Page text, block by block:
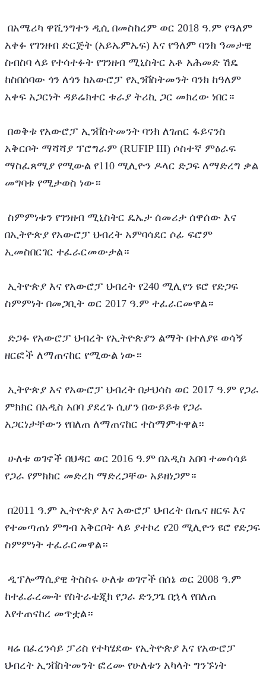
አቀፉ የገንዘብ ድርጅት (አይኤምኤፍ) እና የዓለም ባንክ ዓመታዊ
ስብስባ ላይ የተሳተፉት የገንዘብ ሚኒስትር አቶ አሕመድ ሽዴ
ከስበሰባው ጎን ለጎን ከአውሮፓ የኢንቨስትመንት ባንክ ከዓለም
አቀፍ አጋርነት ዳይሬክተር ቱራያ ትሪኪ ጋር መክረው ነበር።
አቅርቦት ማሻሻያ ፕሮግራም (RUFIP III) ሶስተኛ ምዕራፍ
ማስፈጸሚያ የሚውል የ110 ሚሊዮን ዶላር ድጋፍ ለማድረግ ቃል
መግባቱ የሚታወስ ነው።
በኢትዮጵያ የአውሮፓ ህብረት አምባሳደር ሶፊ ፍሮም
ኢመስበርገር ተፈራርመውታል።
ስምምነት በመጋቢት ወር 2017 ዓ.ም ተፈራርመዋል።
ዘርፎች ለማጠናከር የሚውል ነው።
ምክክር በአዲስ አበባ ያደረጉ ሲሆን በውይይቱ የጋራ
አጋርነታቸውን የበለጠ ለማጠናከር ተስማምተዋል።
የጋራ የምክክር መድረክ ማድረጋቸው አይዘነጋም።
የተመጣጠነ ምግብ አቅርቦት ላይ ያተኮረ የ20 ሚሊዮን ዩሮ የድጋፍ
ስምምነት ተፈራርመዋል።
ከተፈራረሙት የስትራቴጂክ የጋራ ድንጋጌ በኋላ የበለጠ
እየተጠናከረ መጥቷል።
ህብረት ኢንቨስትመንት ፎረሙ የሁለቱን አካላት ግንኙነት